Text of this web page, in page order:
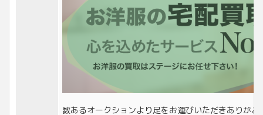
数あるオークションより足をお運びいただきありがと